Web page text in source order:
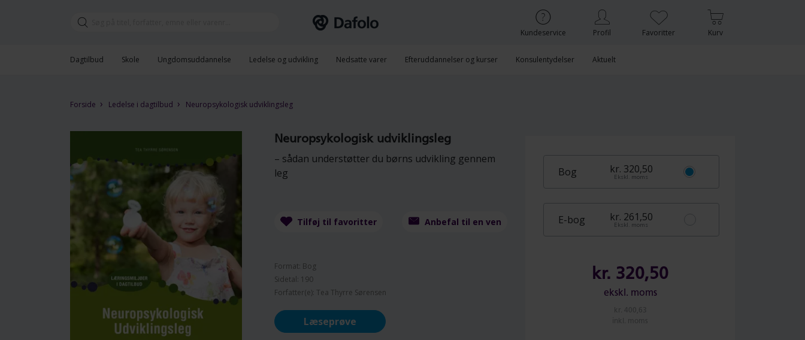
Kundeservice Profil Favoritter Kurv
Dagtilbud Skole Ungdomsuddannelse Ledelse og udvikling Nedsatte varer Efteruddannelser og kurser Konsulentydelser Aktuelt
Forside › Ledelse i dagtilbud › Neuropsykologisk udviklingsleg
Neuropsykologisk udviklingsleg
– sådan understøtter du børns udvikling gennem
leg
Tilføj til favoritter Anbefal til en ven
Format: Bog
Sidetal: 190
Forfatter(e): Tea Thyrre Sørensen
Læseprøve
Bog kr. 320,50
Ekskl. moms
E-bog kr. 261,50
Ekskl. moms
kr. 320,50
ekskl. moms